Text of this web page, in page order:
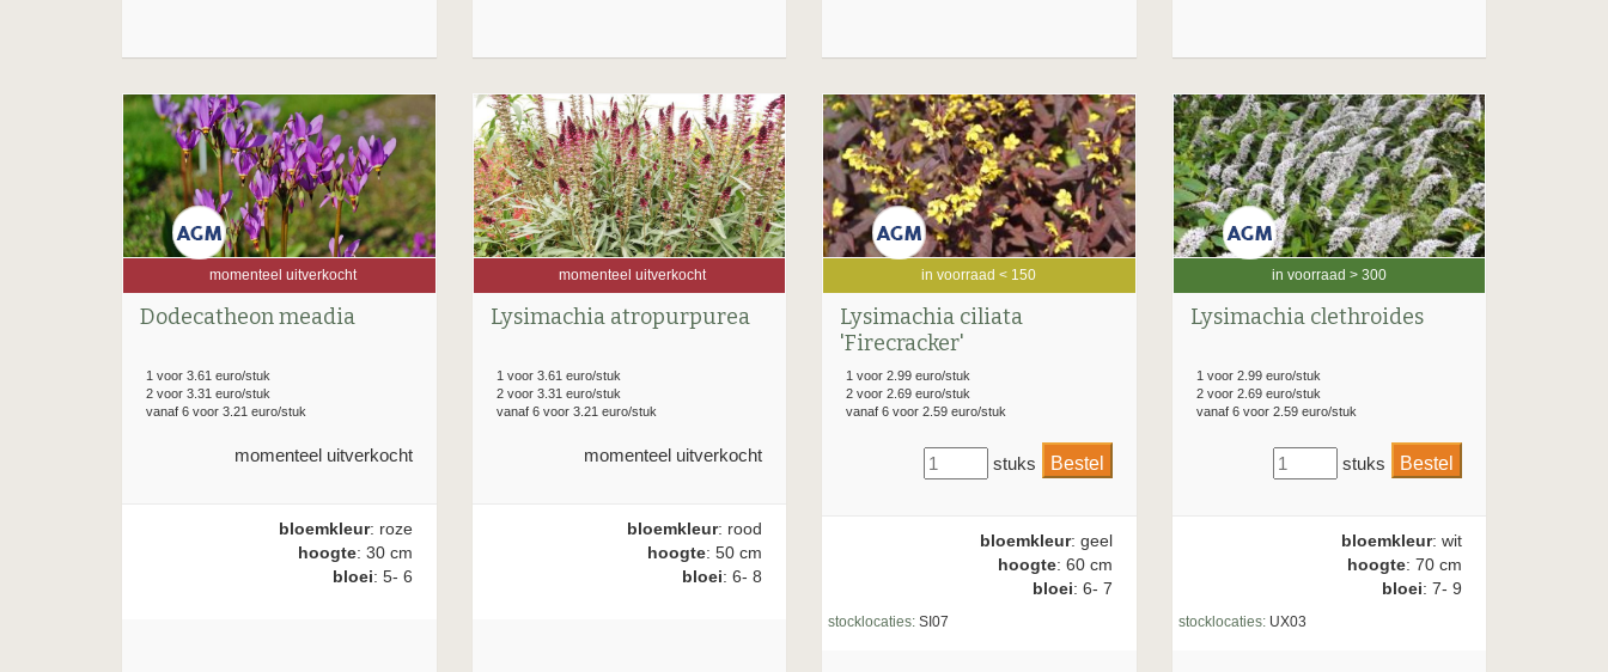
momenteel uitverkocht
Dodecatheon meadia
1 voor 3.61 euro/stuk
2 voor 3.31 euro/stuk
vanaf 6 voor 3.21 euro/stuk
momenteel uitverkocht
bloemkleur: roze
hoogte: 30 cm
bloei: 5- 6
momenteel uitverkocht
Lysimachia atropurpurea
1 voor 3.61 euro/stuk
2 voor 3.31 euro/stuk
vanaf 6 voor 3.21 euro/stuk
momenteel uitverkocht
bloemkleur: rood
hoogte: 50 cm
bloei: 6- 8
in voorraad < 150
Lysimachia ciliata
'Firecracker'
1 voor 2.99 euro/stuk
2 voor 2.69 euro/stuk
vanaf 6 voor 2.59 euro/stuk
stuks
bloemkleur: geel
hoogte: 60 cm
bloei: 6- 7
stocklocaties: SI07
in voorraad > 300
Lysimachia clethroides
1 voor 2.99 euro/stuk
2 voor 2.69 euro/stuk
vanaf 6 voor 2.59 euro/stuk
stuks
bloemkleur: wit
hoogte: 70 cm
bloei: 7- 9
stocklocaties:UX03